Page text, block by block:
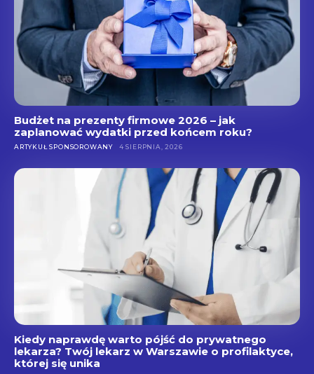
Budżet na prezenty firmowe 2026 – jak
zaplanować wydatki przed końcem roku?
ARTYKUŁ SPONSOROWANY 4 SIERPNIA, 2026
Kiedy naprawdę warto pójść do prywatnego
lekarza? Twój lekarz w Warszawie o profilaktyce,
której się unika